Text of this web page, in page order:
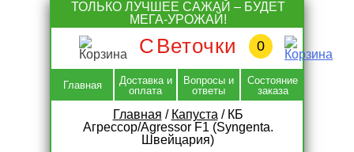
Skip
content
ТОЛЬКО ЛУЧШЕЕ САЖАЙ – БУДЕТ
МЕГА-УРОЖАЙ!
С Веточки 0
Главная
Доставка и
оплата
Вопросы и
ответы
Состояние
заказа
Главная / Капуста / КБ
Агрессор/Agressor F1 (Syngenta.
Швейцария)